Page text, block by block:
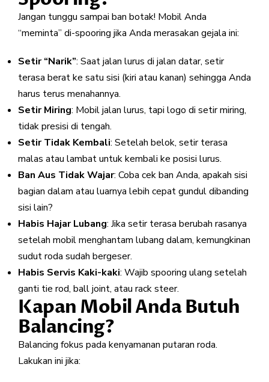
Jangan tunggu sampai ban botak! Mobil Anda
“meminta” di-spooring jika Anda merasakan gejala ini:
Setir “Narik”: Saat jalan lurus di jalan datar, setir
terasa berat ke satu sisi (kiri atau kanan) sehingga Anda
harus terus menahannya.
Setir Miring: Mobil jalan lurus, tapi logo di setir miring,
tidak presisi di tengah.
Setir Tidak Kembali: Setelah belok, setir terasa
malas atau lambat untuk kembali ke posisi lurus.
Ban Aus Tidak Wajar: Coba cek ban Anda, apakah sisi
bagian dalam atau luarnya lebih cepat gundul dibanding
sisi lain?
Habis Hajar Lubang: Jika setir terasa berubah rasanya
setelah mobil menghantam lubang dalam, kemungkinan
sudut roda sudah bergeser.
Habis Servis Kaki-kaki: Wajib spooring ulang setelah
ganti tie rod, ball joint, atau rack steer.
Kapan Mobil Anda Butuh
Balancing?
Balancing fokus pada kenyamanan putaran roda.
Lakukan ini jika: